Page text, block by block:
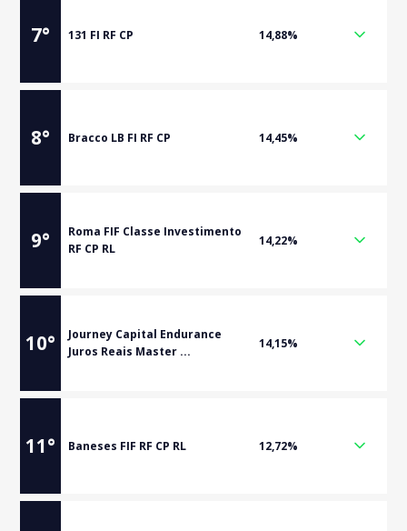
7° 131 FI RF CP 14,88%
8° Bracco LB FI RF CP 14,45%
9°
Roma FIF Classe Investimento
RF CP RL
14,22%
10°
Journey Capital Endurance
Juros Reais Master ...
14,15%
11° Baneses FIF RF CP RL 12,72%